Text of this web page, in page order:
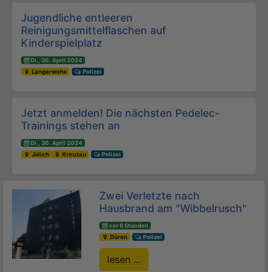
Beitrags-Navigation
Jugendliche entleeren
Reinigungsmittelflaschen auf
Kinderspielplatz
Di., 30. April 2024
Langerwehe
Polizei
Jetzt anmelden! Die nächsten Pedelec-
Trainings stehen an
Di., 30. April 2024
Jülich
Kreuzau Polizei
Zwei Verletzte nach
Hausbrand am "Wibbelrusch"
vor 6 Stunden
Düren
Polizei
lesen ...